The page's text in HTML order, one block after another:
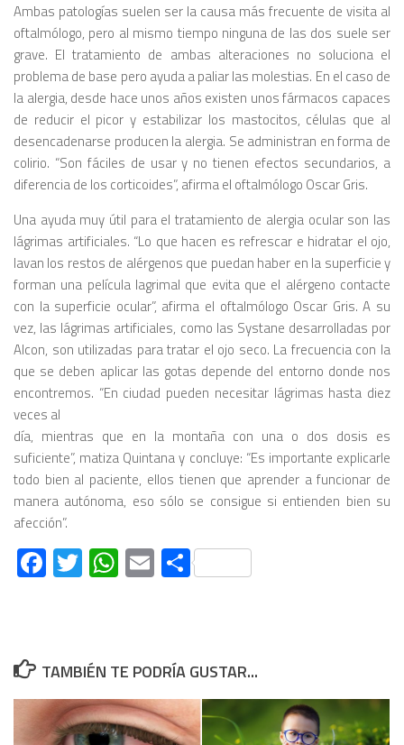
Ambas patologías suelen ser la causa más frecuente de visita al
oftalmólogo, pero al mismo tiempo ninguna de las dos suele ser
grave. El tratamiento de ambas alteraciones no soluciona el
problema de base pero ayuda a paliar las molestias. En el caso de
la alergia, desde hace unos años existen unos fármacos capaces
de reducir el picor y estabilizar los mastocitos, células que al
desencadenarse producen la alergia. Se administran en forma de
colirio. “Son fáciles de usar y no tienen efectos secundarios, a
diferencia de los corticoides”, afirma el oftalmólogo Oscar Gris.
Una ayuda muy útil para el tratamiento de alergia ocular son las
lágrimas artificiales. “Lo que hacen es refrescar e hidratar el ojo,
lavan los restos de alérgenos que puedan haber en la superficie y
forman una película lagrimal que evita que el alérgeno contacte
con la superficie ocular”, afirma el oftalmólogo Oscar Gris. A su
vez, las lágrimas artificiales, como las Systane desarrolladas por
Alcon, son utilizadas para tratar el ojo seco. La frecuencia con la
que se deben aplicar las gotas depende del entorno donde nos
encontremos. “En ciudad pueden necesitar lágrimas hasta diez
veces al
día, mientras que en la montaña con una o dos dosis es
suficiente”, matiza Quintana y concluye: “Es importante explicarle
todo bien al paciente, ellos tienen que aprender a funcionar de
manera autónoma, eso sólo se consigue si entienden bien su
afección”.
Facebook
Twitter
WhatsApp
EmailCompartir
TAMBIÉN TE PODRÍA GUSTAR...